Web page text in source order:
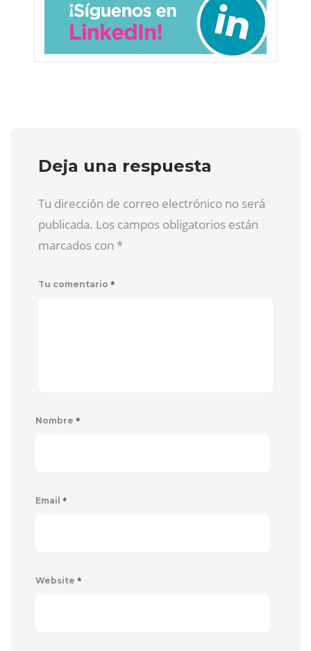
Deja una respuesta
Tu dirección de correo electrónico no será
publicada. Los campos obligatorios están
marcados con *
Tu comentario *
Nombre *
Email *
Website *